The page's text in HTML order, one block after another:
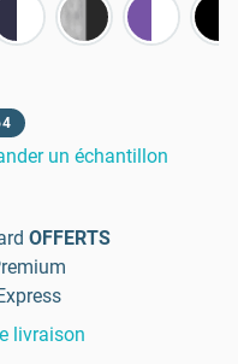
un échantillon
OFFERTS
livraison